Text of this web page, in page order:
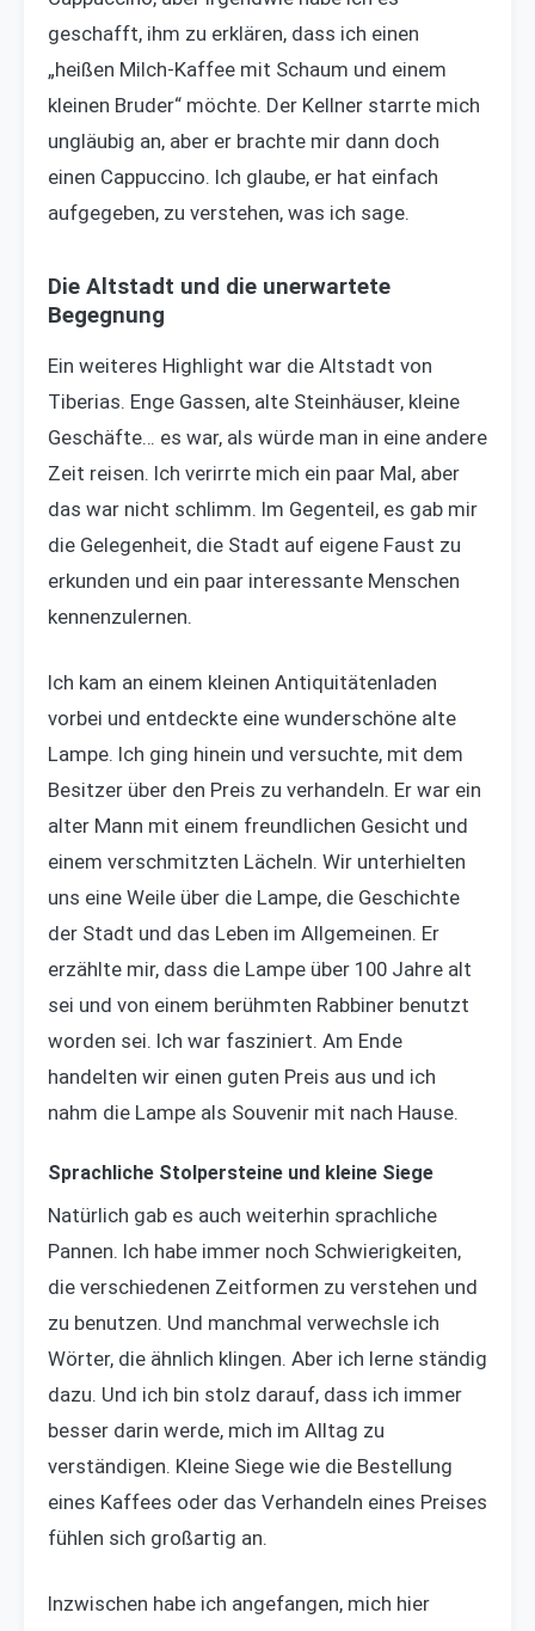
geschafft, ihm zu erklären, dass ich einen
„heißen Milch-Kaffee mit Schaum und einem
kleinen Bruder“ möchte. Der Kellner starrte mich
ungläubig an, aber er brachte mir dann doch
einen Cappuccino. Ich glaube, er hat einfach
aufgegeben, zu verstehen, was ich sage.
Die Altstadt und die unerwartete
Begegnung
Ein weiteres Highlight war die Altstadt von
Tiberias. Enge Gassen, alte Steinhäuser, kleine
Geschäfte… es war, als würde man in eine andere
Zeit reisen. Ich verirrte mich ein paar Mal, aber
das war nicht schlimm. Im Gegenteil, es gab mir
die Gelegenheit, die Stadt auf eigene Faust zu
erkunden und ein paar interessante Menschen
kennenzulernen.
Ich kam an einem kleinen Antiquitätenladen
vorbei und entdeckte eine wunderschöne alte
Lampe. Ich ging hinein und versuchte, mit dem
Besitzer über den Preis zu verhandeln. Er war ein
alter Mann mit einem freundlichen Gesicht und
einem verschmitzten Lächeln. Wir unterhielten
uns eine Weile über die Lampe, die Geschichte
der Stadt und das Leben im Allgemeinen. Er
erzählte mir, dass die Lampe über 100 Jahre alt
sei und von einem berühmten Rabbiner benutzt
worden sei. Ich war fasziniert. Am Ende
handelten wir einen guten Preis aus und ich
nahm die Lampe als Souvenir mit nach Hause.
Sprachliche Stolpersteine und kleine Siege
Natürlich gab es auch weiterhin sprachliche
Pannen. Ich habe immer noch Schwierigkeiten,
die verschiedenen Zeitformen zu verstehen und
zu benutzen. Und manchmal verwechsle ich
Wörter, die ähnlich klingen. Aber ich lerne ständig
dazu. Und ich bin stolz darauf, dass ich immer
besser darin werde, mich im Alltag zu
verständigen. Kleine Siege wie die Bestellung
eines Kaffees oder das Verhandeln eines Preises
fühlen sich großartig an.
Inzwischen habe ich angefangen, mich hier